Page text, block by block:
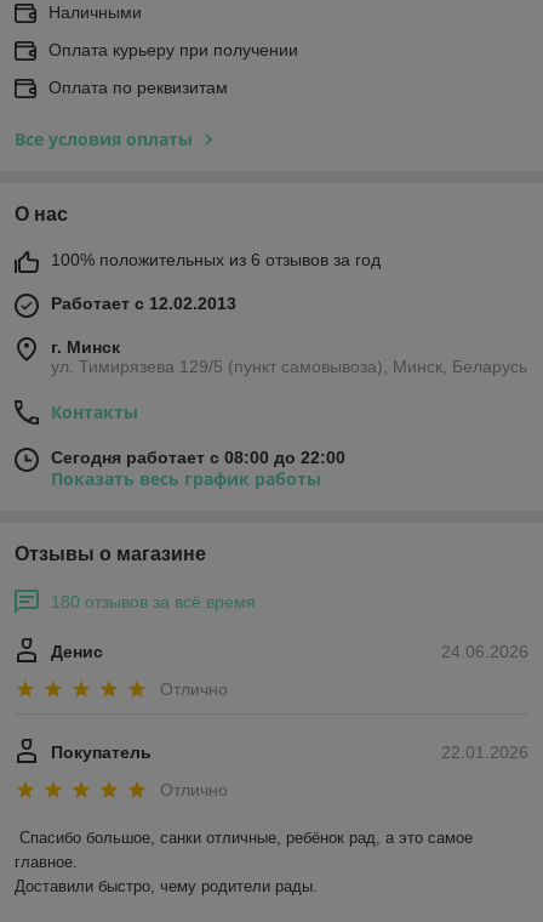
Наличными
Оплата курьеру при получении
Оплата по реквизитам
Все условия оплаты
О нас
100% положительных из 6 отзывов за год
Работает с 12.02.2013
г. Минск
ул. Тимирязева 129/5 (пункт самовывоза), Минск, Беларусь
Контакты
Сегодня работает с 08:00 до 22:00
Показать весь график работы
Отзывы о магазине
180 отзывов за всё время
24.06.2026
Денис
Отлично
22.01.2026
Покупатель
Отлично
Спасибо большое, санки отличные, ребёнок рад, а это самое
главное.
Доставили быстро, чему родители рады.